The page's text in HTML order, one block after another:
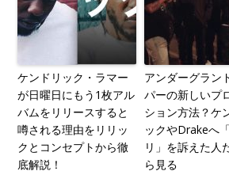
ケンドリック・ラマー
が日曜日にもう1枚アル
バムをリリースすると
噂される理由をリリッ
クとコンセプトから徹
底解説！
アンダーグラン
パーの新しいプ
ション方法？ケ
ックやDrakeへ
リ」を訴えた人
ら見る